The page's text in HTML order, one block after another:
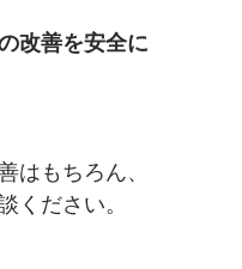
改善を安全に
はもちろん、
ください。